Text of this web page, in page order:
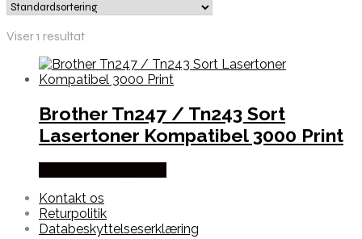
Viser 1 resultat
Brother Tn247 / Tn243 Sort
Lasertoner Kompatibel 3000 Print
Kontakt os
Returpolitik
Databeskyttelseserklæring